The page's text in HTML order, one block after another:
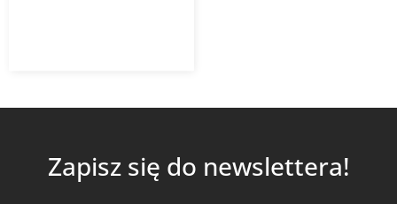
Zapisz się do newslettera!